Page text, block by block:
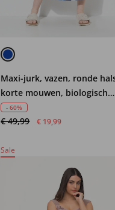
Maxi-jurk, vazen, ronde
korte mouwen, biologisch
katoen
- 60%
€ 49,99 € 19,99
Sale